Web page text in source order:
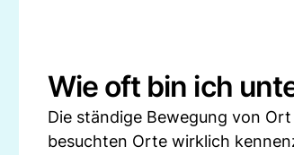
Wie oft bin ich
Die ständige Bewegung von
besuchten Orte wirklich